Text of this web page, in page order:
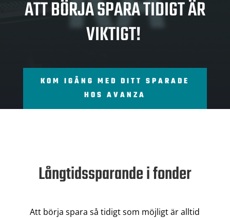
ATT BÖRJA SPARA TIDIGT ÄR
VIKTIGT!
KOM IGÅNG MED DITT SPARADE
HOS AVANZA
Långtidssparande i fonder
Att börja spara så tidigt som möjligt är alltid